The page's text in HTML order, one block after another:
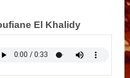
El Khalidy